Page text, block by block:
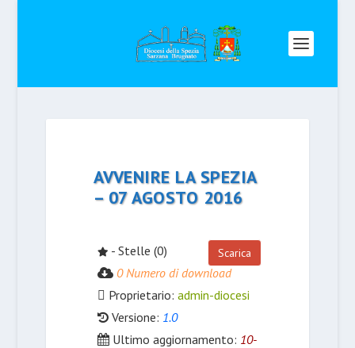
AVVENIRE LA SPEZIA
– 07 AGOSTO 2016
Scarica
- Stelle (0)
0 Numero di download
Proprietario: admin-diocesi
Versione: 1.0
Ultimo aggiornamento: 10-